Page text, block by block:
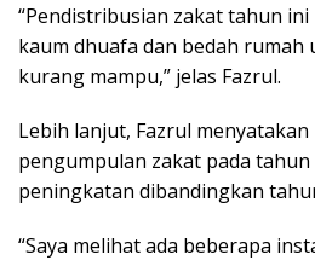
“Pendistribusian zakat tahun
kaum dhuafa dan bedah rumah
kurang mampu,” jelas Fazrul.
Lebih lanjut, Fazrul
pengumpulan zakat pada
peningkatan dibandingkan
“Saya melihat ada beberapa